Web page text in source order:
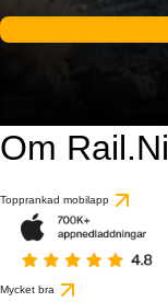
Om
Topprankad mobilapp
Mycket bra